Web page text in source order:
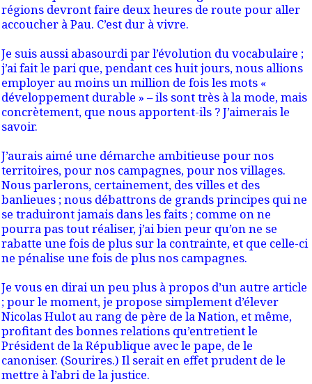
régions devront faire deux heures de route pour aller
accoucher à Pau. C’est dur à vivre.
Je suis aussi abasourdi par l’évolution du vocabulaire ;
j’ai fait le pari que, pendant ces huit jours, nous allions
employer au moins un million de fois les mots «
développement durable » – ils sont très à la mode, mais
concrètement, que nous apportent-ils ? J’aimerais le
savoir.
J’aurais aimé une démarche ambitieuse pour nos
territoires, pour nos campagnes, pour nos villages.
Nous parlerons, certainement, des villes et des
banlieues ; nous débattrons de grands principes qui ne
se traduiront jamais dans les faits ; comme on ne
pourra pas tout réaliser, j’ai bien peur qu’on ne se
rabatte une fois de plus sur la contrainte, et que celle-ci
ne pénalise une fois de plus nos campagnes.
Je vous en dirai un peu plus à propos d’un autre article
; pour le moment, je propose simplement d’élever
Nicolas Hulot au rang de père de la Nation, et même,
profitant des bonnes relations qu’entretient le
Président de la République avec le pape, de le
canoniser. (Sourires.) Il serait en effet prudent de le
mettre à l’abri de la justice.